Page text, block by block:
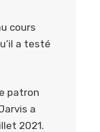
cours
a testé
patron
a
2021.